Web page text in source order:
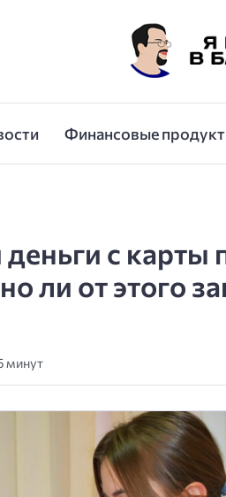
Финансовые
с карты
ли от этого
минут